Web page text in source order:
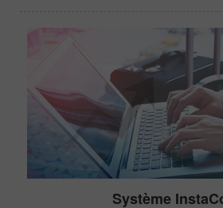
Système